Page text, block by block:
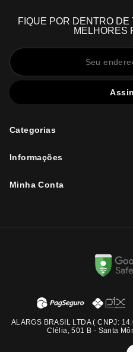
FIQUE POR DENTRO
MELHORES
Categorias
Informações
Minha Conta
ALARGS BRASIL LTDA ( CNPJ:
Clélia, 501 B - Santa